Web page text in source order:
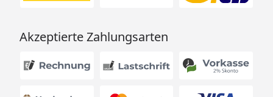
Akzeptierte Zahlungsarten